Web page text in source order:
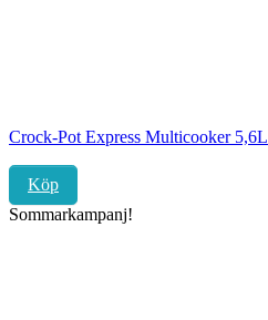
Crock-Pot Express Multicooker 5,6L
Köp
Sommarkampanj!